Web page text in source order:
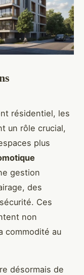
résidentiel, les
un rôle crucial,
plus
gestion
des
Ces
non
commodité au
désormais de